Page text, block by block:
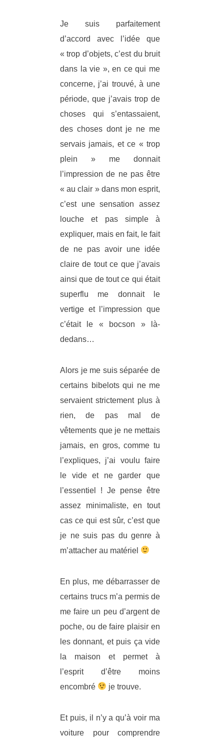
Je suis parfaitement
d’accord avec l’idée que
« trop d’objets, c’est du bruit
dans la vie », en ce qui me
concerne, j’ai trouvé, à une
période, que j’avais trop de
choses qui s’entassaient,
des choses dont je ne me
servais jamais, et ce « trop
plein » me donnait
l’impression de ne pas être
« au clair » dans mon esprit,
c’est une sensation assez
louche et pas simple à
expliquer, mais en fait, le fait
de ne pas avoir une idée
claire de tout ce que j’avais
ainsi que de tout ce qui était
superflu me donnait le
vertige et l’impression que
c’était le « bocson » là-
dedans…
Alors je me suis séparée de
certains bibelots qui ne me
servaient strictement plus à
rien, de pas mal de
vêtements que je ne mettais
jamais, en gros, comme tu
l’expliques, j’ai voulu faire
le vide et ne garder que
l’essentiel ! Je pense être
assez minimaliste, en tout
cas ce qui est sûr, c’est que
je ne suis pas du genre à
m’attacher au matériel
En plus, me débarrasser de
certains trucs m’a permis de
me faire un peu d’argent de
poche, ou de faire plaisir en
les donnant, et puis ça vide
la maison et permet à
l’esprit d’être moins
encombré
je trouve.
Et puis, il n’y a qu’à voir ma
voiture pour comprendre